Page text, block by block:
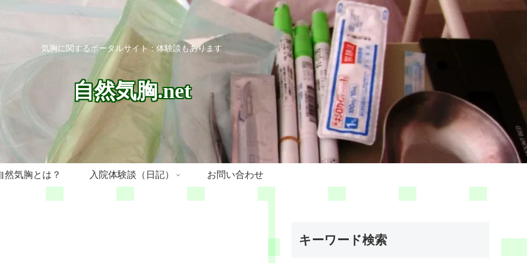
気胸に関するポータルサイト：体験談もあります
自然気胸.net
然気胸とは？ 入院体験談（日記） お問い合わせ
キーワード検索